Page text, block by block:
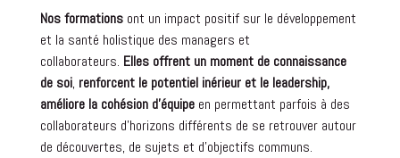
Nos formations ont un impact positif sur le développement
et la santé holistique des managers et
collaborateurs. Elles offrent un moment de connaissance
de soi, renforcent le potentiel inérieur et le leadership,
améliore la cohésion d’équipe en permettant parfois à des
collaborateurs d’horizons différents de se retrouver autour
de découvertes, de sujets et d’objectifs communs.